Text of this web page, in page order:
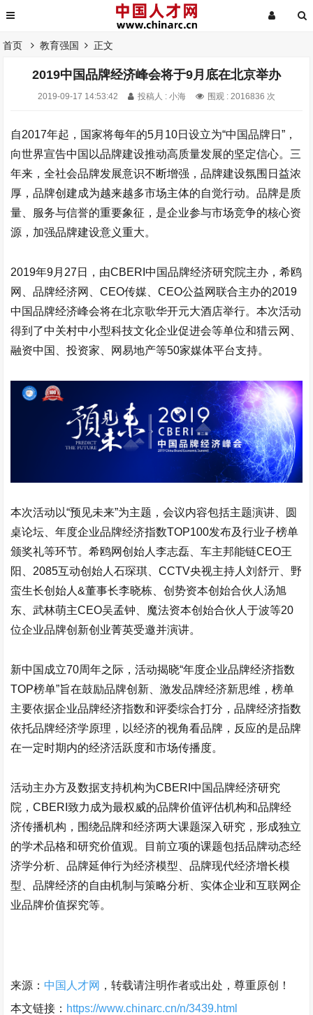
首页 教育强国 正文
2019中国品牌经济峰会将于9月底在北京举办
2019-09-17 14:53:42 投稿人 : 小海 围观 : 2016836 次
自2017年起，国家将每年的5月10日设立为“中国品牌日”，
向世界宣告中国以品牌建设推动高质量发展的坚定信心。三
年来，全社会品牌发展意识不断增强，品牌建设氛围日益浓
厚，品牌创建成为越来越多市场主体的自觉行动。品牌是质
量、服务与信誉的重要象征，是企业参与市场竞争的核心资
源，加强品牌建设意义重大。
2019年9月27日，由CBERI中国品牌经济研究院主办，希鸥
网、品牌经济网、CEO传媒、CEO公益网联合主办的2019
中国品牌经济峰会将在北京歌华开元大酒店举行。本次活动
得到了中关村中小型科技文化企业促进会等单位和猎云网、
融资中国、投资家、网易地产等50家媒体平台支持。
本次活动以“预见未来”为主题，会议内容包括主题演讲、圆
桌论坛、年度企业品牌经济指数TOP100发布及行业子榜单
颁奖礼等环节。希鸥网创始人李志磊、车主邦能链CEO王
阳、2085互动创始人石琛琪、CCTV央视主持人刘舒亓、野
蛮生长创始人&董事长李晓栋、创势资本创始合伙人汤旭
东、武林萌主CEO吴孟钟、魔法资本创始合伙人于波等20
位企业品牌创新创业菁英受邀并演讲。
新中国成立70周年之际，活动揭晓“年度企业品牌经济指数
TOP榜单”旨在鼓励品牌创新、激发品牌经济新思维，榜单
主要依据企业品牌经济指数和评委综合打分，品牌经济指数
依托品牌经济学原理，以经济的视角看品牌，反应的是品牌
在一定时期内的经济活跃度和市场传播度。
活动主办方及数据支持机构为CBERI中国品牌经济研究
院，CBERI致力成为最权威的品牌价值评估机构和品牌经
济传播机构，围绕品牌和经济两大课题深入研究，形成独立
的学术品格和研究价值观。目前立项的课题包括品牌动态经
济学分析、品牌延伸行为经济模型、品牌现代经济增长模
型、品牌经济的自由机制与策略分析、实体企业和互联网企
业品牌价值探究等。
来源： 中国人才网 ，转载请注明作者或出处，尊重原创！
本文链接： https://www.chinarc.cn/n/3439.html